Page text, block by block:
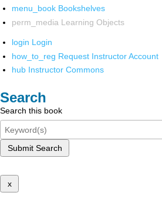
menu_book Bookshelves
perm_media Learning Objects
login Login
how_to_reg Request Instructor Account
hub Instructor Commons
Search
Search this book
Submit Search
x